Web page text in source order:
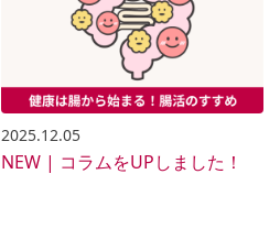
2025.12.05
NEW | コラムをUPしました！